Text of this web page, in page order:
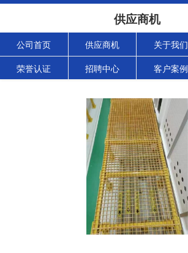
供应商机
公司首页 供应商机 关于我们
荣誉认证 招聘中心 客户案例